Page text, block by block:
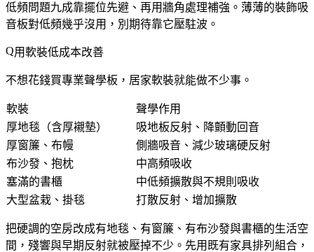
低頻問題九成靠擺位先避、再用牆角處理補強。薄薄的裝飾吸
音板對低頻幾乎沒用，別期待靠它壓駐波。
用軟裝低成本改善
不想花錢買專業聲學板，居家軟裝就能做不少事。
軟裝
聲學作用
厚地毯（含厚襯墊）
吸地板反射、降顫動回音
厚窗簾、布幔
側牆吸音、減少玻璃硬反射
布沙發、抱枕
中高頻吸收
塞滿的書櫃
中低頻擴散與不規則吸收
大型盆栽、掛毯
打散反射、增加擴散
把硬調的空房改成有地毯、有窗簾、有布沙發與書櫃的生活空
間，殘響與早期反射就被壓掉不少。先用既有家具排列組合，